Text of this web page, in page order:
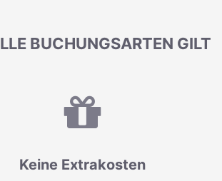
BUCHUNGSARTEN GILT
Keine Extrakosten